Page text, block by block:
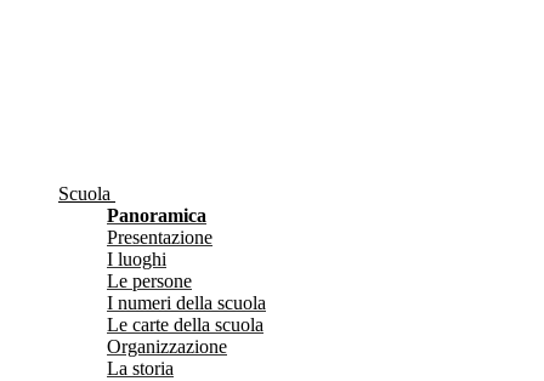
Scuola
Panoramica
Presentazione
I luoghi
Le persone
I numeri della scuola
Le carte della scuola
Organizzazione
La storia